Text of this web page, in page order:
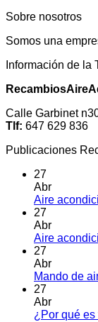
Sobre nosotros
Somos una
Información de la
Calle Garbinet
Tlf: 647 629 836
Publicaciones
27
Abr
Aire
27
Abr
Aire
27
Abr
Mando de
27
Abr
¿Por qué